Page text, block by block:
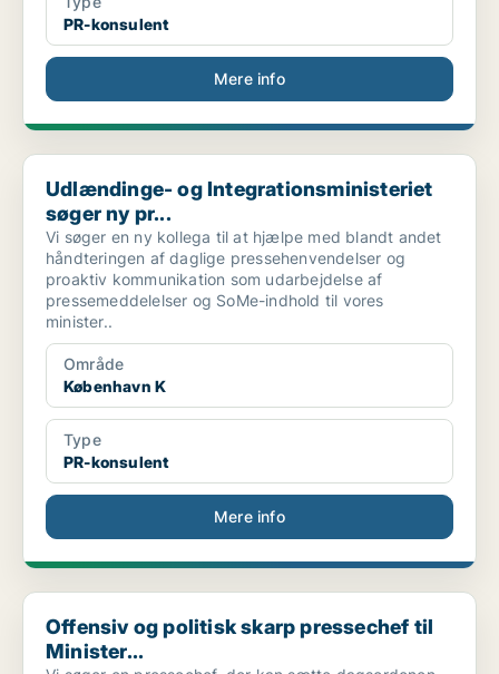
PR-konsulent
Mere info
Udlændinge- og Integrationsministeriet søger ny pr...
Udlændinge- og Integrationsministeriet
søger ny pr...
Vi søger en ny kollega til at hjælpe med blandt andet
håndteringen af daglige pressehenvendelser og
proaktiv kommunikation som udarbejdelse af
pressemeddelelser og SoMe-indhold til vores
minister..
Område
København K
Type
PR-konsulent
Mere info
Offensiv og politisk skarp pressechef til Minister...
Offensiv og politisk skarp pressechef til
Minister...